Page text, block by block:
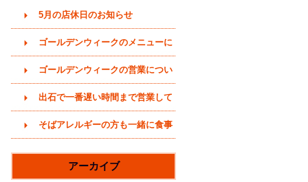
5月の店休日のお知らせ
ゴールデンウィークのメニューに
ついて(2026年)
ゴールデンウィークの営業につい
て(2026年4月29日)
出石で一番遅い時間まで営業して
いるそば屋(〜20時まで)
そばアレルギーの方も一緒に食事
をどうぞ (うどんメニューありま
す)
アーカイブ